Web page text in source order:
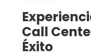
Call
Éxito